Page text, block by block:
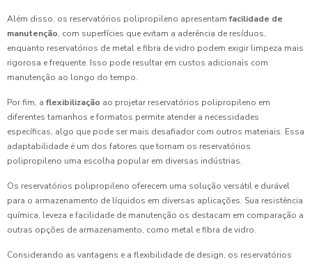
Além disso, os reservatórios polipropileno apresentam facilidade de
manutenção, com superfícies que evitam a aderência de resíduos,
enquanto reservatórios de metal e fibra de vidro podem exigir limpeza mais
rigorosa e frequente. Isso pode resultar em custos adicionais com
manutenção ao longo do tempo.
Por fim, a flexibilização ao projetar reservatórios polipropileno em
diferentes tamanhos e formatos permite atender a necessidades
específicas, algo que pode ser mais desafiador com outros materiais. Essa
adaptabilidade é um dos fatores que tornam os reservatórios
polipropileno uma escolha popular em diversas indústrias.
Os reservatórios polipropileno oferecem uma solução versátil e durável
para o armazenamento de líquidos em diversas aplicações. Sua resistência
química, leveza e facilidade de manutenção os destacam em comparação a
outras opções de armazenamento, como metal e fibra de vidro.
Considerando as vantagens e a flexibilidade de design, os reservatórios